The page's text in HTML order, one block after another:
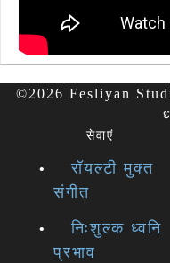
©2026 Fesliyan
सेवाएं
रॉयल्टी मुक्त
संगीत
निःशुल्क ध्वनि
प्रभाव